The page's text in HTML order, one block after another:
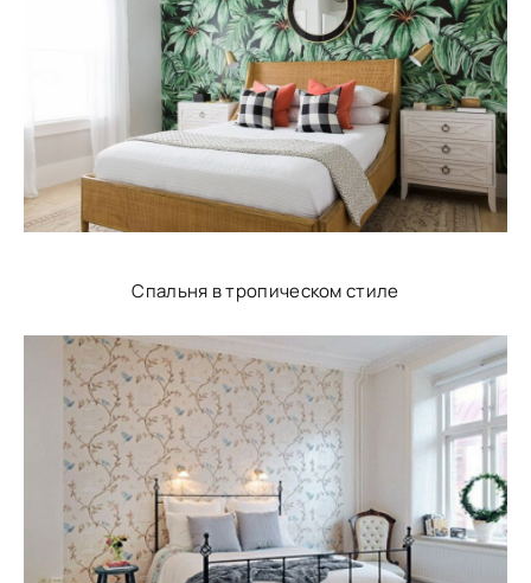
Спальня в тропическом стиле